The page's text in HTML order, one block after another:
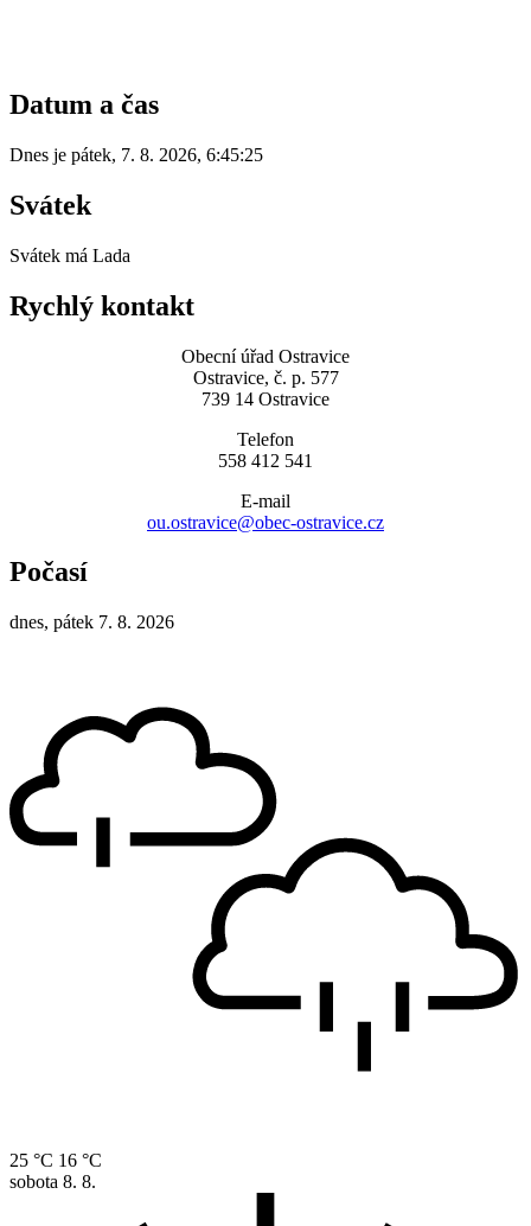
Datum a čas
Dnes je pátek, 7. 8. 2026, 6:45:25
Svátek
Svátek má Lada
Rychlý kontakt
Obecní úřad Ostravice
Ostravice, č. p. 577
739 14 Ostravice
Telefon
558 412 541
E-mail
ou.ostravice@obec-ostravice.cz
Počasí
dnes, pátek 7. 8. 2026
25 °C 16 °C
sobota 8. 8.